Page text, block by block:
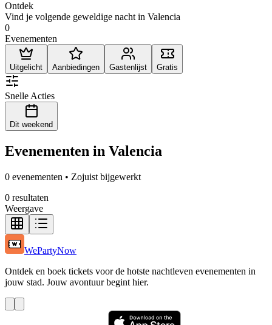
Ontdek
Vind je volgende geweldige nacht in Valencia
0
Evenementen
Uitgelicht Aanbiedingen Gastenlijst Gratis
Snelle Acties
Dit weekend
Evenementen in Valencia
0 evenementen • Zojuist bijgewerkt
0 resultaten
Weergave
WePartyNow
Ontdek en boek tickets voor de hotste nachtleven evenementen in
jouw stad. Jouw avontuur begint hier.